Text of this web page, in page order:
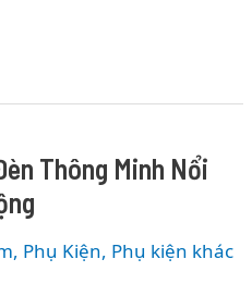
Thông Minh Nổi
, Phụ Kiện, Phụ kiện khác